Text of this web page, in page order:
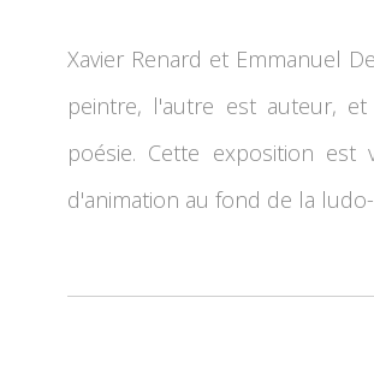
Xavier Renard et Emmanuel
peintre, l'autre est auteur,
poésie. Cette exposition
d'animation au fond de la